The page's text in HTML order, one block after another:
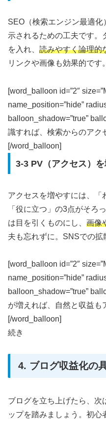
SEO（検索エンジン最適
示されるための工夫です。
を入れ、 読みやすく論理的
リンクや画像も効果的です。
[word_balloon id=”2″
name_position=”hide”
balloon_shadow=”true”
識すれば、検索からのアク
[/word_balloon]
3-3 PV（アクセス）
アクセスを増やすには、「
「役に立つ」の3点がそろ
は目を引くものにし、 画像
夫も忘れずに。SNSでの拡
[word_balloon id=”2″
name_position=”hide”
balloon_shadow=”true”
が増えれば、自然と収益も
[/word_balloon]
続き
4. ブログ収益化の
ブログを立ち上げたら、次
ップを踏みましょう。初心